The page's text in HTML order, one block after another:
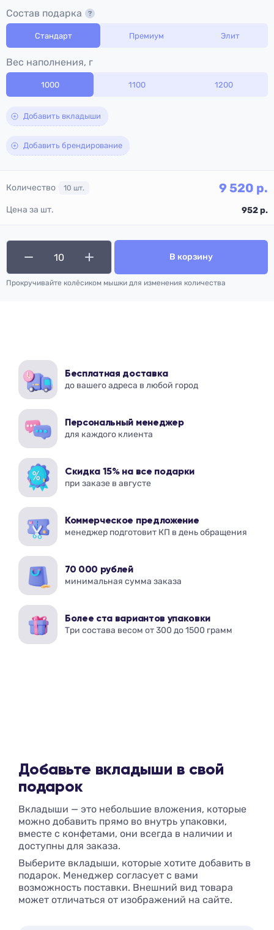
Состав подарка
Стандарт Премиум Элит
Вес наполнения, г
1000 1100 1200
Добавить вкладыши
Добавить брендирование
Количество 10 шт. 9 520 р.
Цена за шт. 952р.
В корзину
Прокручивайте колёсиком мышки для изменения количества
Бесплатная доставка
до вашего адреса в любой город
Персональный менеджер
для каждого клиента
Скидка 15% на все подарки
при заказе в августе
Коммерческое предложение
менеджер подготовит КП в день обращения
70 000 рублей
минимальная сумма заказа
Более ста вариантов упаковки
Три состава весом от 300 до 1500 грамм
Добавьте вкладыши в свой
подарок
Вкладыши — это небольшие вложения, которые
можно добавить прямо во внутрь упаковки,
вместе с конфетами, они всегда в наличии и
доступны для заказа.
Выберите вкладыши, которые хотите добавить в
подарок. Менеджер согласует с вами
возможность поставки. Внешний вид товара
может отличаться от изображений на сайте.